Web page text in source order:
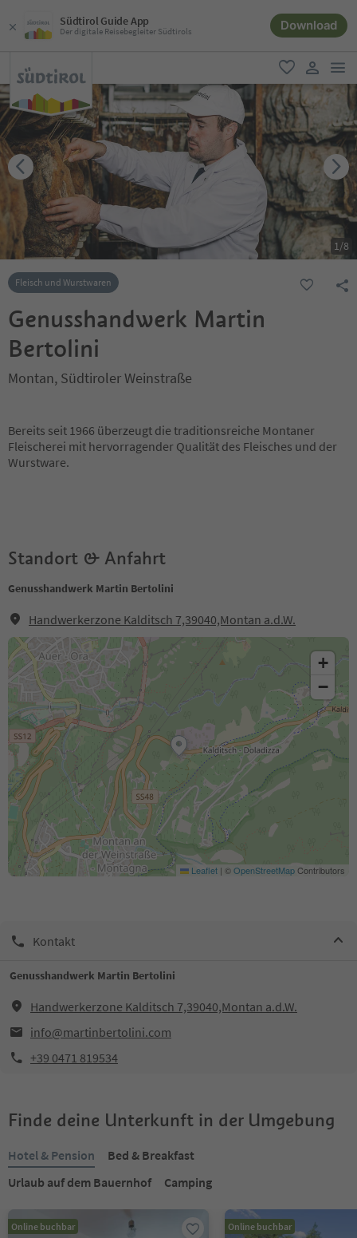
Südtirol Guide App
Der digitale Reisebegleiter Südtirols Download
favorit
user link
1/8
Fleisch und Wurstwaren
Genusshandwerk Martin
Bertolini
Montan, Südtiroler Weinstraße
Bereits seit 1966 überzeugt die traditionsreiche Montaner
Fleischerei mit hervorragender Qualität des Fleisches und der
Wurstware.
Standort & Anfahrt
Genusshandwerk Martin Bertolini
Handwerkerzone Kalditsch 7,39040,Montan a.d.W.
+
−
Leaflet | ©OpenStreetMapContributors
Kontakt
Genusshandwerk Martin Bertolini
Handwerkerzone Kalditsch 7,39040,Montan a.d.W.
info@martinbertolini.com
+39 0471 819534
Finde deine Unterkunft in der Umgebung
Hotel & Pension
Bed & Breakfast
Urlaub auf dem Bauernhof
Camping
Online buchbar Online buchbar